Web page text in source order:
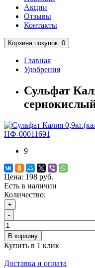
Акции
Отзывы
Контакты
Корзина покупок: 0
Главная
Удобрения
Сульфат
НФ-00011691
9
Цена: 198 руб.
Есть в наличии
Количество:
+
-
В корзину
Купить в 1 клик
Доставка и оплата